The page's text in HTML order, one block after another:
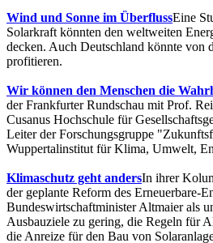
Wind und Sonne im ÜberflussEine
Solarkraft könnten den weltweiten
decken. Auch Deutschland könnte von
profitieren.
Wir können den Menschen die
der Frankfurter Rundschau mit Prof.
Cusanus Hochschule für
Leiter der Forschungsgruppe
Wuppertalinstitut für Klima, Umwelt,
Klimaschutz geht andersIn ihrer
der geplante Reform des Erneuerbare-
Bundeswirtschaftminister Altmaier als
Ausbauziele zu gering, die Regeln für
die Anreize für den Bau von